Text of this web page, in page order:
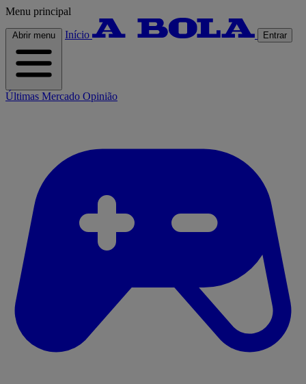
Menu principal
Abrir menu Início Entrar
Últimas Mercado Opinião